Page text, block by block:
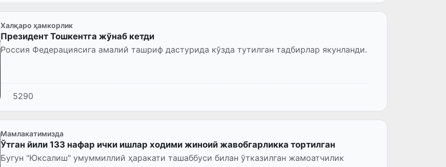
Халқаро ҳамкорлик
Президент Тошкентга жўнаб кетди
Россия Федерациясига амалий ташриф дастурида кўзда тутилган тадбирлар якунланди.
5290
Мамлакатимизда
Ўтган йили 133 нафар ички ишлар ходими жиноий жавобгарликка тортилган
Бугун "Юксалиш" умуммиллий ҳаракати ташаббуси билан ўтказилган жамоатчилик